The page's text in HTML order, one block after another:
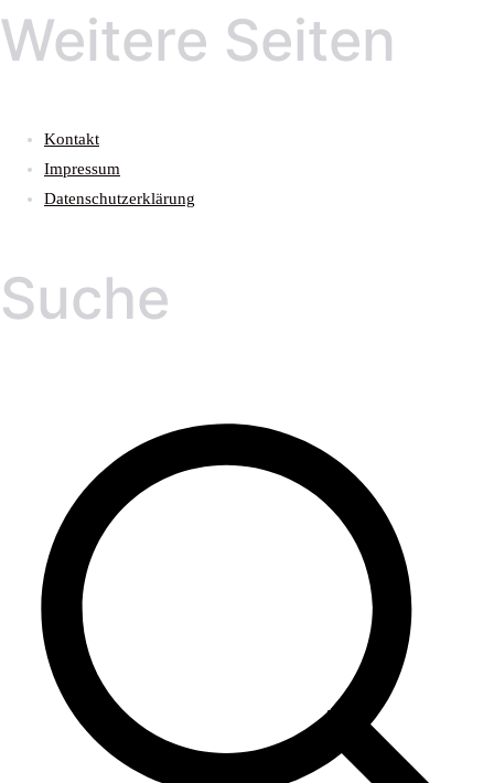
Weitere Seiten
Kontakt
Impressum
Datenschutzerklärung
Suche